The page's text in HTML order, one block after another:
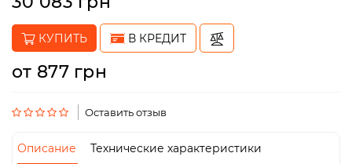
artmoto.info@gmail.com
Режим
работы:
Пт
-
19:00
КУПИТЬ В КРЕДИТ
от 877 грн
Оставить отзыв
Описание Технические характеристики